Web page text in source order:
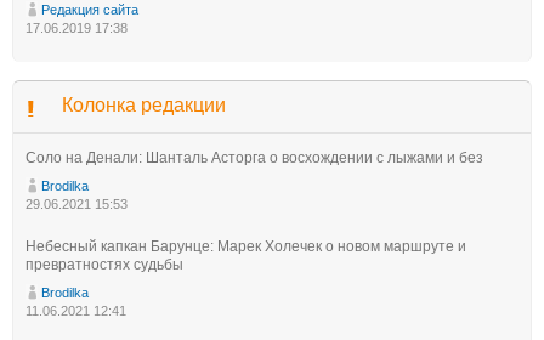
Редакция сайта
17.06.2019 17:38
Колонка редакции
Соло на Денали: Шанталь Асторга о восхождении с лыжами и без
Brodilka
29.06.2021 15:53
Небесный капкан Барунце: Марек Холечек о новом маршруте и
превратностях судьбы
Brodilka
11.06.2021 12:41